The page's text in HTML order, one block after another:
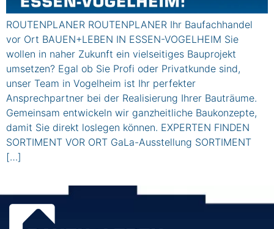
ROUTENPLANER ROUTENPLANER Ihr Baufachhandel
vor Ort BAUEN+LEBEN IN ESSEN-VOGELHEIM Sie
wollen in naher Zukunft ein vielseitiges Bauprojekt
umsetzen? Egal ob Sie Profi oder Privatkunde sind,
unser Team in Vogelheim ist Ihr perfekter
Ansprechpartner bei der Realisierung Ihrer Bauträume.
Gemeinsam entwickeln wir ganzheitliche Baukonzepte,
damit Sie direkt loslegen können. EXPERTEN FINDEN
SORTIMENT VOR ORT GaLa-Ausstellung SORTIMENT
[…]